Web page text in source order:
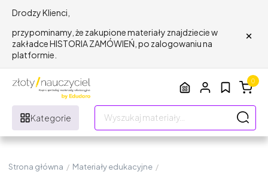
Drodzy Klienci,
przypominamy, że zakupione materiały znajdziecie w
zakładce HISTORIA ZAMÓWIEŃ, po zalogowaniu na
platformie.
×
Kategorie
0
Strona główna / Materiały edukacyjne /